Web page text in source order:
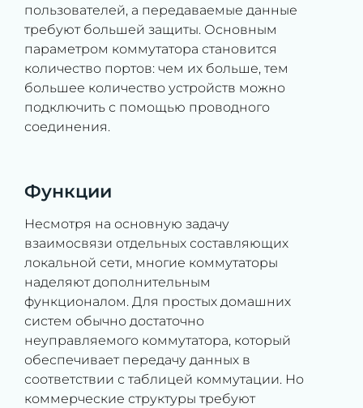
пользователей, а передаваемые данные
требуют большей защиты. Основным
параметром коммутатора становится
количество портов: чем их больше, тем
большее количество устройств можно
подключить с помощью проводного
соединения.
Функции
Несмотря на основную задачу
взаимосвязи отдельных составляющих
локальной сети, многие коммутаторы
наделяют дополнительным
функционалом. Для простых домашних
систем обычно достаточно
неуправляемого коммутатора, который
обеспечивает передачу данных в
соответствии с таблицей коммутации. Но
коммерческие структуры требуют